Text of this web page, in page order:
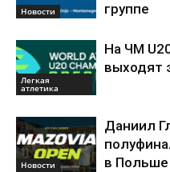
Новости
группе
Легкая
атлетика
На ЧМ
выходят
Новости
Даниил
в Польше